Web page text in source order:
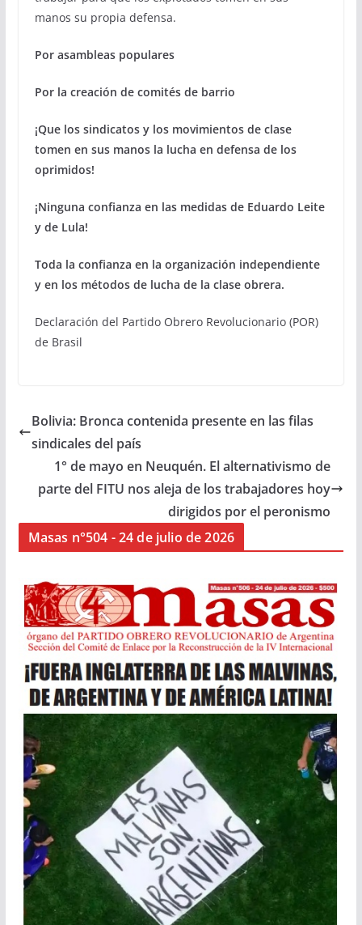
manos su propia defensa.
Por asambleas populares
Por la creación de comités de barrio
¡Que los sindicatos y los movimientos de clase
tomen en sus manos la lucha en defensa de los
oprimidos!
¡Ninguna confianza en las medidas de Eduardo Leite
y de Lula!
Toda la confianza en la organización independiente
y en los métodos de lucha de la clase obrera.
Declaración del Partido Obrero Revolucionario (POR)
de Brasil
Bolivia: Bronca contenida presente en las filas
sindicales del país
1° de mayo en Neuquén. El alternativismo de
parte del FITU nos aleja de los trabajadores hoy
dirigidos por el peronismo
Masas n°504 - 24 de julio de 2026